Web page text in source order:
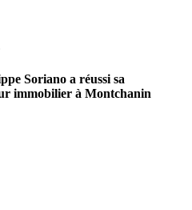
Soriano a réussi sa
immobilier à Montchanin